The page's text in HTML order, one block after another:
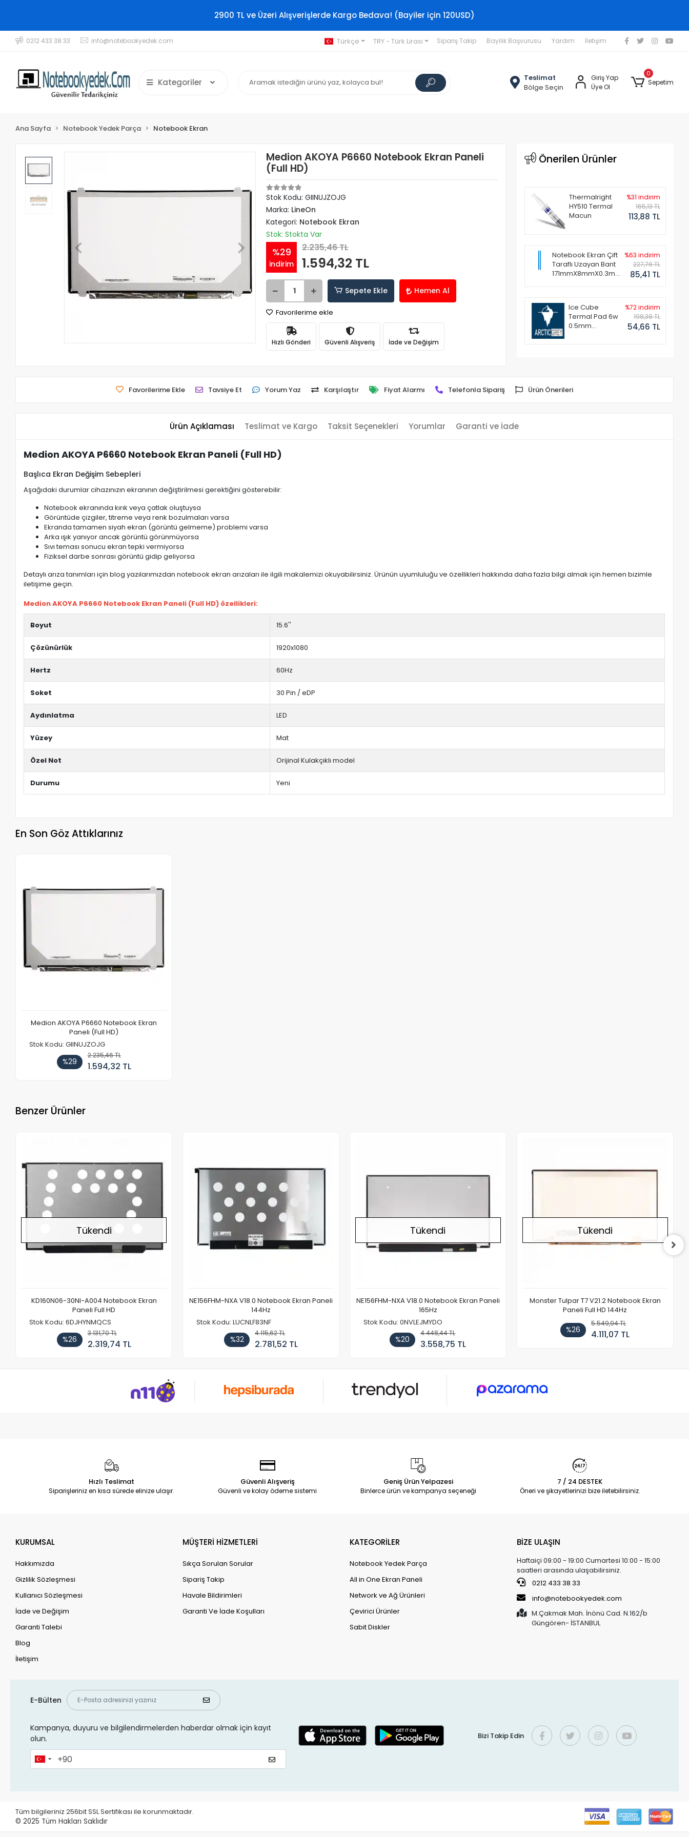
2900 TL ve Üzeri Alışverişlerde Kargo Bedava! (Bayiler için 120USD)
0212 433 38 33 info@notebookyedek.com Türkçe TRY - Türk Lirası Sipariş Takip Bayilik Başvurusu Yardım İletişim
Kategoriler
Teslimat
Bölge Seçin
Giriş Yap
Üye Ol
0
Sepetim
Ana Sayfa Notebook Yedek Parça Notebook Ekran
Medion AKOYA P6660 Notebook Ekran Paneli
(Full HD)
Stok Kodu: GIINUJZOJG
Marka: LineOn
Kategori: Notebook Ekran
Stok: Stokta Var
%29
indirim
2.235,46 TL
1.594,32 TL
Sepete Ekle Hemen Al
Favorilerime ekle
Hızlı Gönderi Güvenli Alışveriş İade ve Değişim
Önerilen Ürünler
Thermalright
HY510 Termal
Macun
%31 indirim
165,13 TL
113,88 TL
Notebook Ekran Çift
Taraflı Uzayan Bant
171mmX8mmX0.3mm
%63 indirim
227,76 TL
85,41 TL
Ice Cube
Termal Pad 6w
0.5mm
%72 indirim
198,38 TL
54,66 TL
Favorilerime Ekle Tavsiye Et Yorum Yaz Karşılaştır Fiyat Alarmı Telefonla Sipariş Ürün Önerileri
Ürün Açıklaması Teslimat ve Kargo Taksit Seçenekleri Yorumlar Garanti ve İade
Medion AKOYA P6660 Notebook Ekran Paneli (Full HD)
Başlıca Ekran Değişim Sebepleri
Aşağıdaki durumlar cihazınızın ekranının değiştirilmesi gerektiğini gösterebilir:
Notebook ekranında kırık veya çatlak oluştuysa
Görüntüde çizgiler, titreme veya renk bozulmaları varsa
Ekranda tamamen siyah ekran (görüntü gelmeme) problemi varsa
Arka ışık yanıyor ancak görüntü görünmüyorsa
Sıvı teması sonucu ekran tepki vermiyorsa
Fiziksel darbe sonrası görüntü gidip geliyorsa
Detaylı arıza tanımları için blog yazılarımızdan notebook ekran arızaları ile ilgili makalemizi okuyabilirsiniz. Ürünün uyumluluğu ve özellikleri hakkında daha fazla bilgi almak için hemen bizimle
iletişime geçin.
Medion AKOYA P6660 Notebook Ekran Paneli (Full HD) özellikleri:
Boyut 15.6''
Çözünürlük 1920x1080
Hertz 60Hz
Soket 30 Pin / eDP
Aydınlatma LED
Yüzey Mat
Özel Not Orijinal Kulakçıklı model
Durumu Yeni
En Son Göz Attıklarınız
Medion AKOYA P6660 Notebook Ekran
Paneli (Full HD)
Stok Kodu: GIINUJZOJG
%29
2.235,46 TL
1.594,32 TL
Benzer Ürünler
Tükendi
KD160N06-30NI-A004 Notebook Ekran
Paneli Full HD
Stok Kodu: 6DJHYNMQCS
%26
3.131,70 TL
2.319,74 TL
NE156FHM-NXA V18.0 Notebook Ekran Paneli
144Hz
Stok Kodu: LUCNLF83NF
%32
4.115,62 TL
2.781,52 TL
Tükendi
NE156FHM-NXA V18.0 Notebook Ekran Paneli
165Hz
Stok Kodu: 0NVLEJMYDO
%20
4.448,44 TL
3.558,75 TL
Tükendi
Monster Tulpar T7 V21.2 Notebook Ekran
Paneli Full HD 144Hz
%26
5.549,94 TL
4.111,07 TL
Hızlı Teslimat
Siparişleriniz en kısa sürede elinize ulaşır.
Güvenli Alışveriş
Güvenli ve kolay ödeme sistemi
Geniş Ürün Yelpazesi
Binlerce ürün ve kampanya seçeneği
7 / 24 DESTEK
Öneri ve şikayetlerinizi bize iletebilirsiniz.
KURUMSAL
Hakkımızda
Gizlilik Sözleşmesi
Kullanıcı Sözleşmesi
İade ve Değişim
Garanti Talebi
Blog
İletişim
MÜŞTERİ HİZMETLERİ
Sıkça Sorulan Sorular
Sipariş Takip
Havale Bildirimleri
Garanti Ve İade Koşulları
KATEGORİLER
Notebook Yedek Parça
All in One Ekran Paneli
Network ve Ağ Ürünleri
Çevirici Ürünler
Sabit Diskler
BİZE ULAŞIN
Haftaiçi 09:00 - 19:00 Cumartesi 10:00 - 15:00
saatleri arasında ulaşabilirsiniz.
0212 433 38 33
info@notebookyedek.com
M.Çakmak Mah. İnönü Cad. N.162/b
Güngören- İSTANBUL
E-Bülten
Kampanya, duyuru ve bilgilendirmelerden haberdar olmak için kayıt
olun.
Bizi Takip Edin
Tüm bilgileriniz 256bit SSL Sertifikası ile korunmaktadır.
© 2025 Tüm Hakları Saklıdır